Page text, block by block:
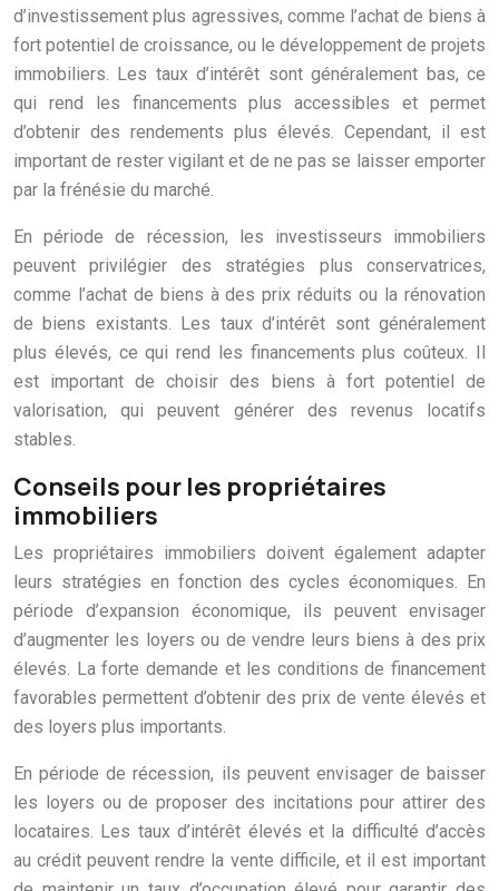
d’investissement plus agressives, comme l’achat de biens à
fort potentiel de croissance, ou le développement de projets
immobiliers. Les taux d’intérêt sont généralement bas, ce
qui rend les financements plus accessibles et permet
d’obtenir des rendements plus élevés. Cependant, il est
important de rester vigilant et de ne pas se laisser emporter
par la frénésie du marché.
En période de récession, les investisseurs immobiliers
peuvent privilégier des stratégies plus conservatrices,
comme l’achat de biens à des prix réduits ou la rénovation
de biens existants. Les taux d’intérêt sont généralement
plus élevés, ce qui rend les financements plus coûteux. Il
est important de choisir des biens à fort potentiel de
valorisation, qui peuvent générer des revenus locatifs
stables.
Conseils pour les propriétaires
immobiliers
Les propriétaires immobiliers doivent également adapter
leurs stratégies en fonction des cycles économiques. En
période d’expansion économique, ils peuvent envisager
d’augmenter les loyers ou de vendre leurs biens à des prix
élevés. La forte demande et les conditions de financement
favorables permettent d’obtenir des prix de vente élevés et
des loyers plus importants.
En période de récession, ils peuvent envisager de baisser
les loyers ou de proposer des incitations pour attirer des
locataires. Les taux d’intérêt élevés et la difficulté d’accès
au crédit peuvent rendre la vente difficile, et il est important